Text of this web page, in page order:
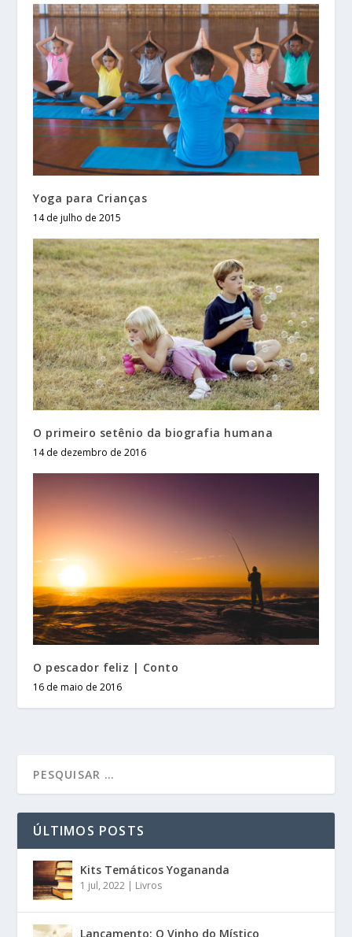
Yoga para Crianças
14 de julho de 2015
O primeiro setênio da biografia humana
14 de dezembro de 2016
O pescador feliz | Conto
16 de maio de 2016
ÚLTIMOS POSTS
Kits Temáticos Yogananda
1 jul, 2022 | Livros
Lançamento: O Vinho do Místico